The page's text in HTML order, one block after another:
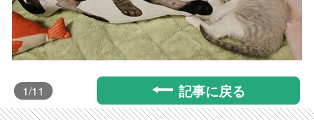
1/11 記事に戻る